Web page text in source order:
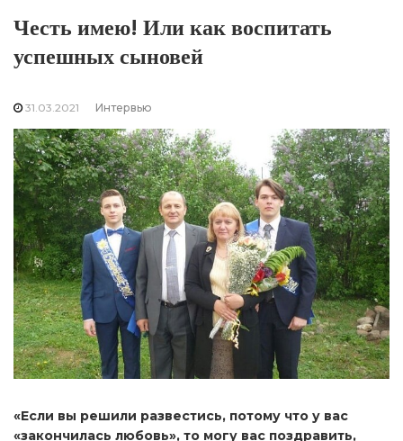
Честь имею! Или как воспитать
успешных сыновей
31.03.2021 Интервью
«Если вы решили развестись, потому что у вас
«закончилась любовь», то могу вас поздравить,